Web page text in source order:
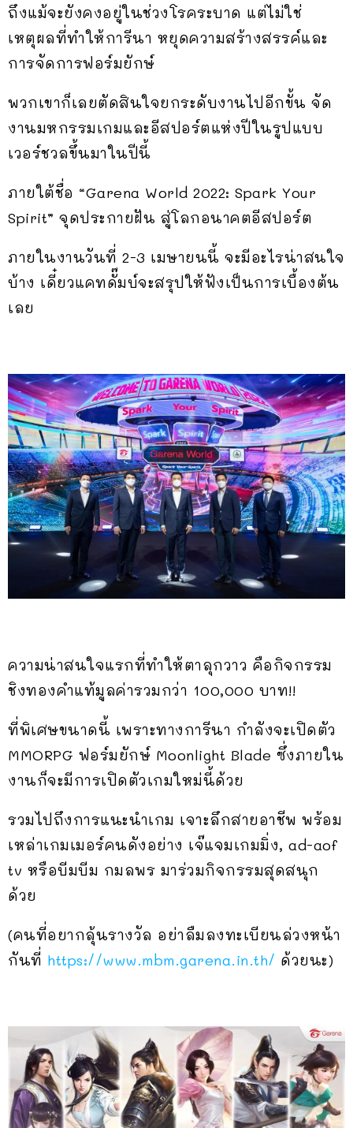
ถึงแม้จะยังคงอยู่ในช่วงโรคระบาด แต่ไม่ใช่
เหตุผลที่ทำให้การีนา หยุดความสร้างสรรค์และ
การจัดการฟอร์มยักษ์
พวกเขาก็เลยตัดสินใจยกระดับงานไปอีกขั้น จัด
งานมหกรรมเกมและอีสปอร์ตแห่งปีในรูปแบบ
เวอร์ชวลขึ้นมาในปีนี้
ภายใต้ชื่อ “Garena World 2022: Spark Your
Spirit” จุดประกายฝัน สู่โลกอนาคตอีสปอร์ต
ภายในงานวันที่ 2-3 เมษายนนี้ จะมีอะไรน่าสนใจ
บ้าง เดี๋ยวแคทดั๊มบ์จะสรุปให้ฟังเป็นการเบื้องต้น
เลย
ความน่าสนใจแรกที่ทำให้ตาลุกวาว คือกิจกรรม
ชิงทองคำแท้มูลค่ารวมกว่า 100,000 บาท!!
ที่พิเศษขนาดนี้ เพราะทางการีนา กำลังจะเปิดตัว
MMORPG ฟอร์มยักษ์ Moonlight Blade ซึ่งภายใน
งานก็จะมีการเปิดตัวเกมใหม่นี้ด้วย
รวมไปถึงการแนะนำเกม เจาะลึกสายอาชีพ พร้อม
เหล่าเกมเมอร์คนดังอย่าง เจ๊แจมเกมมิ่ง, ad-aof
tv หรือบีมบีม กมลพร มาร่วมกิจกรรมสุดสนุก
ด้วย
(คนที่อยากลุ้นรางวัล อย่าลืมลงทะเบียนล่วงหน้า
กันที่ https://www.mbm.garena.in.th/ ด้วยนะ)